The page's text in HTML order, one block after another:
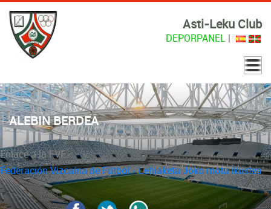
Asti-Leku Club
DEPORPANEL |
ALEBIN BERDEA
Enlace a la FVF
Federación Vizcaína de Fútbol - Lehiaketa Joko mota ikustea